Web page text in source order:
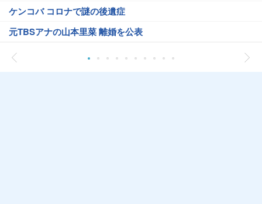
ケンコバ コロナで謎の後遺症
元TBSアナの山本里菜 離婚を公表